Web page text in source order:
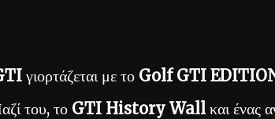
γιορτάζεται με το Golf GTI
του, το GTI History Wall και ένας